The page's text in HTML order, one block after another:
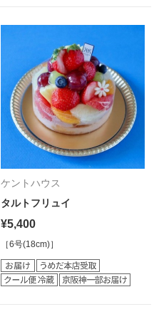
ケントハウス
タルトフリュイ
¥5,400
［6号(18cm)］